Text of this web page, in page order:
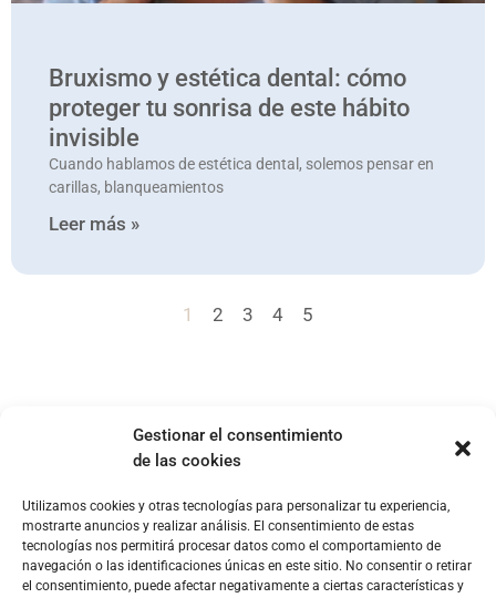
Gestionar el consentimiento
de las cookies
Utilizamos cookies y otras tecnologías para personalizar tu experiencia,
mostrarte anuncios y realizar análisis. El consentimiento de estas
tecnologías nos permitirá procesar datos como el comportamiento de
navegación o las identificaciones únicas en este sitio. No consentir o retirar
el consentimiento, puede afectar negativamente a ciertas características y
Bruxismo y estética dental: cómo
proteger tu sonrisa de este hábito
invisible
Cuando hablamos de estética dental, solemos pensar en
carillas, blanqueamientos
Leer más »
1 2 3 4 5
paciente@clinicaoroa.com
915 77
EMPRESA
Quienes
somos
SERVICIOS
Microcarillas
dentales
POLÍTICAS
Aviso legal
Política de